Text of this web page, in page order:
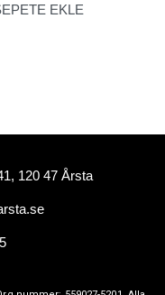
EKLE
120 47 Årsta